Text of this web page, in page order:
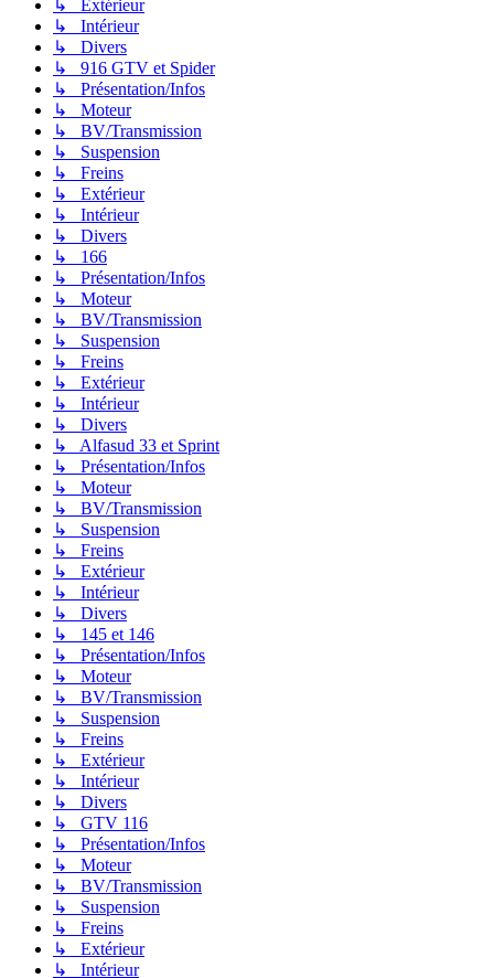
↳ Extérieur
↳ Intérieur
↳ Divers
↳ 916 GTV et Spider
↳ Présentation/Infos
↳ Moteur
↳ BV/Transmission
↳ Suspension
↳ Freins
↳ Extérieur
↳ Intérieur
↳ Divers
↳ 166
↳ Présentation/Infos
↳ Moteur
↳ BV/Transmission
↳ Suspension
↳ Freins
↳ Extérieur
↳ Intérieur
↳ Divers
↳ Alfasud 33 et Sprint
↳ Présentation/Infos
↳ Moteur
↳ BV/Transmission
↳ Suspension
↳ Freins
↳ Extérieur
↳ Intérieur
↳ Divers
↳ 145 et 146
↳ Présentation/Infos
↳ Moteur
↳ BV/Transmission
↳ Suspension
↳ Freins
↳ Extérieur
↳ Intérieur
↳ Divers
↳ GTV 116
↳ Présentation/Infos
↳ Moteur
↳ BV/Transmission
↳ Suspension
↳ Freins
↳ Extérieur
↳ Intérieur